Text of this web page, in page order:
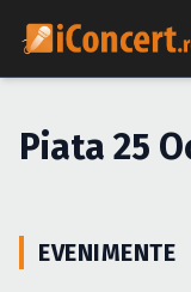
FESTIVALURI
ŞTIRI
Piata 25
EVENIMENTE